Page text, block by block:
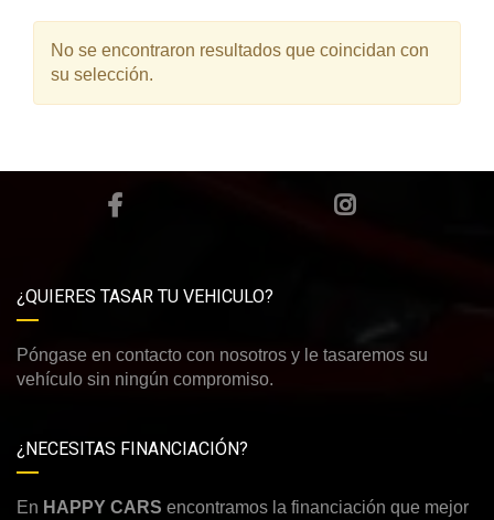
No se encontraron resultados que coincidan con
su selección.
¿QUIERES TASAR TU VEHICULO?
Póngase en contacto con nosotros y le tasaremos su
vehículo sin ningún compromiso.
¿NECESITAS FINANCIACIÓN?
En HAPPY CARS encontramos la financiación que mejor